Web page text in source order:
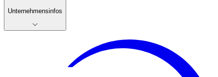
Unternehmensinfos